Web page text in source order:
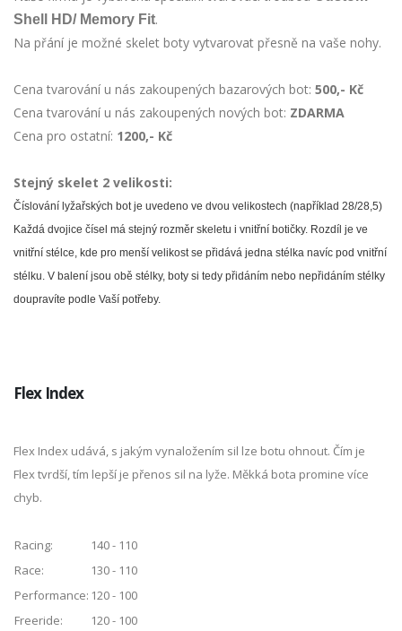
Shell HD/ Memory Fit.
Na přání je možné skelet boty vytvarovat přesně na vaše nohy.
Cena tvarování u nás zakoupených bazarových bot: 500,- Kč
Cena tvarování u nás zakoupených nových bot: ZDARMA
Cena pro ostatní: 1200,- Kč
Stejný skelet 2 velikosti:
Číslování lyžařských bot je uvedeno ve dvou velikostech (například 28/28,5)
Každá dvojice čísel má stejný rozměr skeletu i vnitřní botičky. Rozdíl je ve
vnitřní stélce, kde pro menší velikost se přidává jedna stélka navíc pod vnitřní
stélku. V balení jsou obě stélky, boty si tedy přidáním nebo nepřidáním stélky
doupravíte podle Vaší potřeby.
Flex Index
Flex Index udává, s jakým vynaložením sil lze botu ohnout. Čím je
Flex tvrdší, tím lepší je přenos sil na lyže. Měkká bota promine více
chyb.
Racing:
140 - 110
Race:
130 - 110
Performance: 120 - 100
Freeride:
120 - 100